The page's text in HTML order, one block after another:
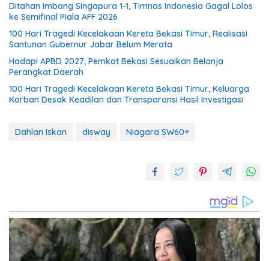
Ditahan Imbang Singapura 1-1, Timnas Indonesia Gagal Lolos
ke Semifinal Piala AFF 2026
100 Hari Tragedi Kecelakaan Kereta Bekasi Timur, Realisasi
Santunan Gubernur Jabar Belum Merata
Hadapi APBD 2027, Pemkot Bekasi Sesuaikan Belanja
Perangkat Daerah
100 Hari Tragedi Kecelakaan Kereta Bekasi Timur, Keluarga
Korban Desak Keadilan dan Transparansi Hasil Investigasi
Dahlan Iskan disway Niagara SW60+